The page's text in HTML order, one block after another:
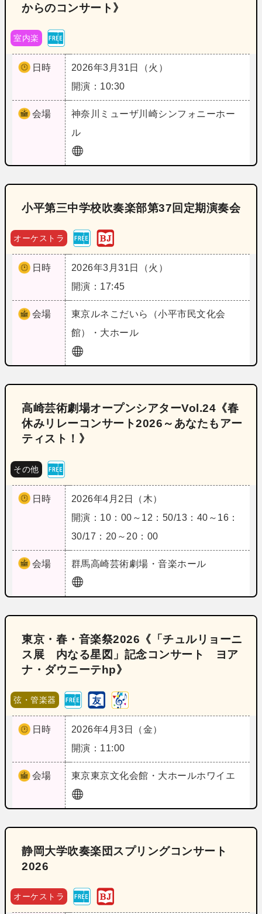
からのコンサート》
室内楽
日時
2026年3月31日（火）
開演：10:30
会場 神奈川
ミューザ川崎シンフォニーホー
ル
小平第三中学校吹奏楽部第37回定期演奏会
オーケストラ
日時
2026年3月31日（火）
開演：17:45
会場 東京ルネこだいら（小平市民文化会
館）・大ホール
高崎芸術劇場オープンシアターVol.24《春
休みリレーコンサート2026～あなたもアー
ティスト！》
その他
日時
2026年4月2日（木）
開演：10：00～12：50/13：40～16：
30/17：20～20：00
会場 群馬高崎芸術劇場・音楽ホール
東京・春・音楽祭2026《「チュルリョーニ
ス展 内なる星図」記念コンサート ヨア
ナ・ダウニーテhp》
弦・管楽器
日時
2026年4月3日（金）
開演：11:00
会場 東京東京文化会館・大ホールホワイエ
静岡大学吹奏楽団スプリングコンサート
2026
オーケストラ